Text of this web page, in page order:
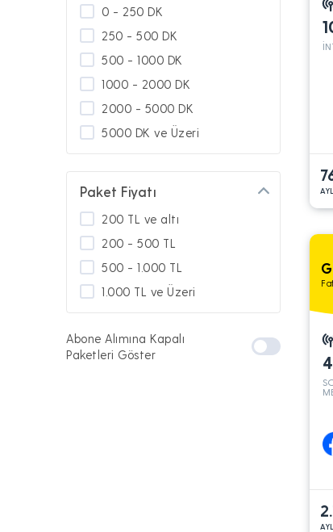
Turbo Paketler
0 - 250 DK
250 - 500 DK
500 - 1000 DK
1000 - 2000 DK
2000 - 5000 DK
5000 DK ve Üzeri
Paket Fiyatı
200 TL ve altı
200 - 500 TL
500 - 1.000 TL
1.000 TL ve Üzeri
Abone Alımına Kapalı
Paketleri Göster